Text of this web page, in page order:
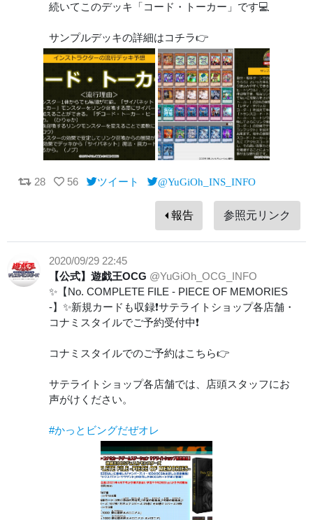
続いてこのデッキ「コード・トーカー」です💻
サンプルデッキの詳細はコチラ👉
28 56 ツイート @YuGiOh_INS_INFO
報告 参照元リンク
2020/09/29 22:45
【公式】遊戯王OCG @YuGiOh_OCG_INFO
✨【No. COMPLETE FILE - PIECE OF MEMORIES
-】✨新規カードも収録❗️サテライトショップ各店舗・
コナミスタイルでご予約受付中❗️
コナミスタイルでのご予約はこちら👉
サテライトショップ各店舗では、店頭スタッフにお
声がけください。
#かっとビングだぜオレ